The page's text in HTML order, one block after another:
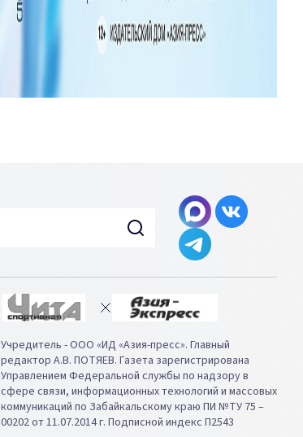
Учредитель - ООО «ИД «Азия-пресс». Главный
редактор А.В. ПОТЯЕВ. Газета зарегистрирована
Управлением Федеральной службы по надзору в
сфере связи, информационных технологий и массовых
коммуникаций по Забайкальскому краю ПИ №ТУ 75 –
00202 от 11.07.2014 г. Подписной индекс П2543